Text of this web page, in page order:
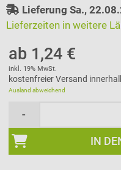
Lieferung Sa.,
Lieferzeiten in weitere
ab 1,24 €
inkl. 19% MwSt.
kostenfreier Versand
Ausland abweichend
-
IN